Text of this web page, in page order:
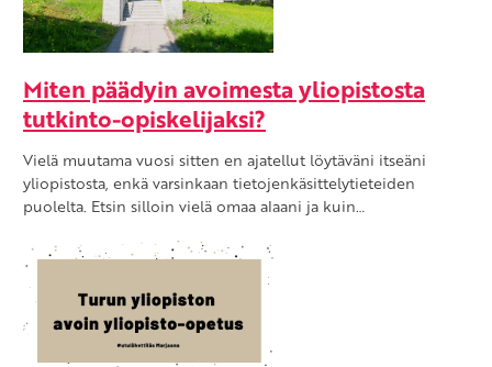
Miten päädyin avoimesta yliopistosta
tutkinto-opiskelijaksi?
Vielä muutama vuosi sitten en ajatellut löytäväni itseäni
yliopistosta, enkä varsinkaan tietojenkäsittelytieteiden
puolelta. Etsin silloin vielä omaa alaani ja kuin…